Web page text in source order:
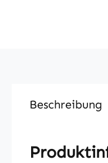
Beschreibung